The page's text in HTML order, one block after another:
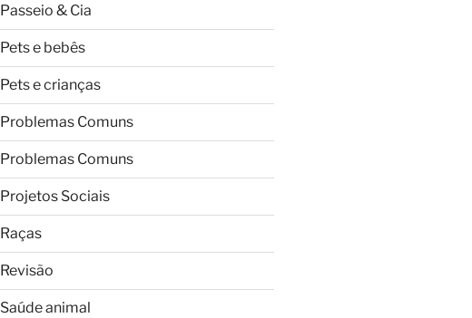
Passeio & Cia
Pets e bebês
Pets e crianças
Problemas Comuns
Problemas Comuns
Projetos Sociais
Raças
Revisão
Saúde animal